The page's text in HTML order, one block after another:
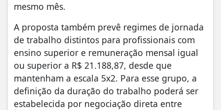
mesmo mês.
A proposta também prevê regimes de jornada
de trabalho distintos para profissionais com
ensino superior e remuneração mensal igual
ou superior a R$ 21.188,87, desde que
mantenham a escala 5x2. Para esse grupo, a
definição da duração do trabalho poderá ser
estabelecida por negociação direta entre